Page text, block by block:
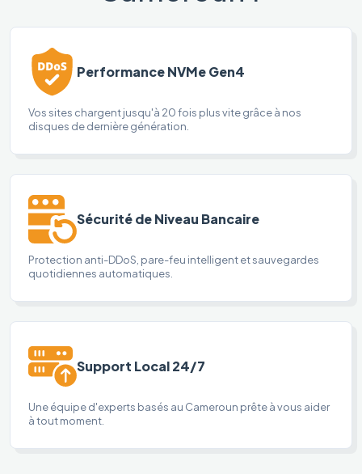
Performance NVMe Gen4
Vos sites chargent jusqu'à 20 fois plus vite grâce à nos
disques de dernière génération.
Sécurité de Niveau Bancaire
Protection anti-DDoS, pare-feu intelligent et sauvegardes
quotidiennes automatiques.
Support Local 24/7
Une équipe d'experts basés au Cameroun prête à vous aider
à tout moment.